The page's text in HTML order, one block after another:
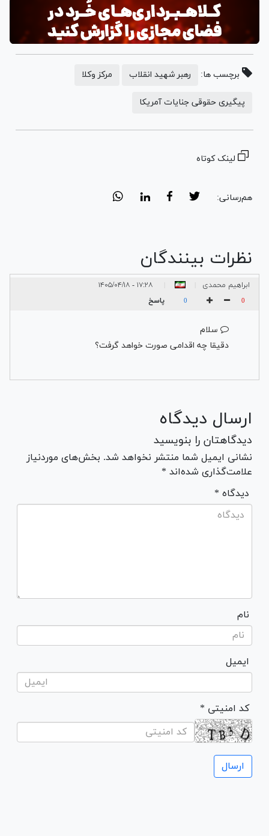
برچسب ها: رهبر شهید انقلاب مرکز وکلا
پیگیری حقوقی جنایات آمریکا
لینک کوتاه
هم‌رسانی:
نظرات بینندگان
ابراهیم محمدی ۱۷:۲۸ - ۱۴۰۵/۰۴/۱۸
0
0 پاسخ
سلام
دقیقا چه اقدامی صورت خواهد گرفت؟
ارسال دیدگاه
دیدگاهتان را بنویسید
نشانی ایمیل شما منتشر نخواهد شد. بخش‌های موردنیاز
علامت‌گذاری شده‌اند *
* دیدگاه
نام
ایمیل
* کد امنیتی